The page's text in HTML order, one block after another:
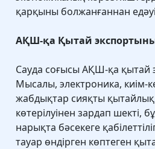
қарқыны болжанғаннан
АҚШ-қа Қытай
Сауда соғысы АҚШ-қа қытай
Мысалы, электроника, киім-
жабдықтар сияқты
көтерілуінен зардап шекті,
нарықта бәсекеге
тауар өндірген көптеген